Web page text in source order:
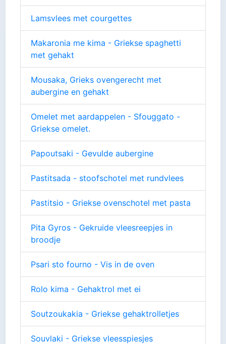
Lamsvlees met courgettes
Makaronia me kima - Griekse spaghetti
met gehakt
Mousaka, Grieks ovengerecht met
aubergine en gehakt
Omelet met aardappelen - Sfouggato -
Griekse omelet.
Papoutsaki - Gevulde aubergine
Pastitsada - stoofschotel met rundvlees
Pastitsio - Griekse ovenschotel met pasta
Pita Gyros - Gekruide vleesreepjes in
broodje
Psari sto fourno - Vis in de oven
Rolo kima - Gehaktrol met ei
Soutzoukakia - Griekse gehaktrolletjes
Souvlaki - Griekse vleesspiesjes